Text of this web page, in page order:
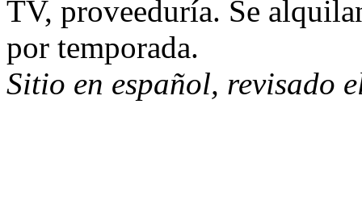
TV, proveeduría. Se
por temporada.
Sitio en español, revisado